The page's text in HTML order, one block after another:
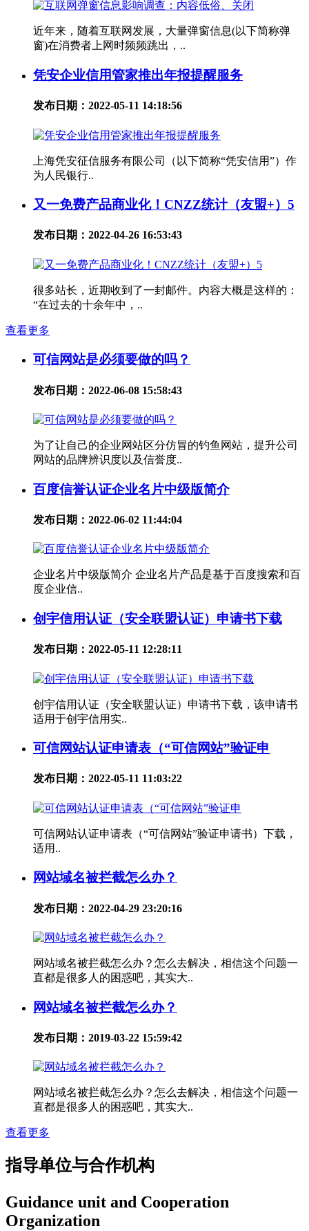
近年来，随着互联网发展，大量弹窗信息(以下简称弹
窗)在消费者上网时频频跳出，..
凭安企业信用管家推出年报提醒服务
发布日期：2022-05-11 14:18:56
上海凭安征信服务有限公司（以下简称“凭安信用”）作
为人民银行..
又一免费产品商业化！CNZZ统计（友盟+）5
发布日期：2022-04-26 16:53:43
很多站长，近期收到了一封邮件。内容大概是这样的：
“在过去的十余年中，..
查看更多
可信网站是必须要做的吗？
发布日期：2022-06-08 15:58:43
为了让自己的企业网站区分仿冒的钓鱼网站，提升公司
网站的品牌辨识度以及信誉度..
百度信誉认证企业名片中级版简介
发布日期：2022-06-02 11:44:04
企业名片中级版简介 企业名片产品是基于百度搜索和百
度企业信..
创宇信用认证（安全联盟认证）申请书下载
发布日期：2022-05-11 12:28:11
创宇信用认证（安全联盟认证）申请书下载，该申请书
适用于创宇信用实..
可信网站认证申请表（“可信网站”验证申
发布日期：2022-05-11 11:03:22
可信网站认证申请表（“可信网站”验证申请书）下载，
适用..
网站域名被拦截怎么办？
发布日期：2022-04-29 23:20:16
网站域名被拦截怎么办？怎么去解决，相信这个问题一
直都是很多人的困惑吧，其实大..
网站域名被拦截怎么办？
发布日期：2019-03-22 15:59:42
网站域名被拦截怎么办？怎么去解决，相信这个问题一
直都是很多人的困惑吧，其实大..
查看更多
指导单位与合作机构
Guidance unit and Cooperation
Organization